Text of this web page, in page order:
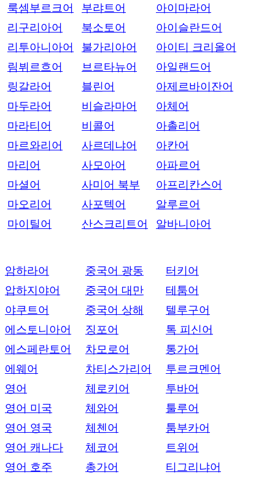
룩셈부르크어
리구리아어
리투아니아어
림뷔르흐어
링갈라어
마두라어
마라티어
마르와리어
마리어
마셜어
마오리어
마이틸어
부랴트어
북소토어
불가리아어
브르타뉴어
블린어
비슬라마어
비콜어
사르데냐어
사모아어
사미어 북부
사포텍어
산스크리트어
아이마라어
아이슬란드어
아이티 크리올어
아일랜드어
아제르바이잔어
아체어
아촐리어
아칸어
아파르어
아프리칸스어
알루르어
알바니아어
암하라어
압하지야어
야쿠트어
에스토니아어
에스페란토어
에웨어
영어
영어 미국
영어 영국
영어 캐나다
영어 호주
중국어 광동
중국어 대만
중국어 상해
징포어
차모로어
차티스가리어
체로키어
체와어
체첸어
체코어
총가어
터키어
테툼어
텔루구어
톡 피신어
통가어
투르크멘어
투바어
툴루어
툼부카어
트위어
티그리냐어